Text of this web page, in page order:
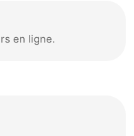
en ligne.